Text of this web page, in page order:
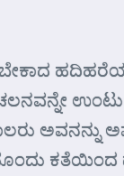
ಉಂಟು
ಅವನನ್ನು